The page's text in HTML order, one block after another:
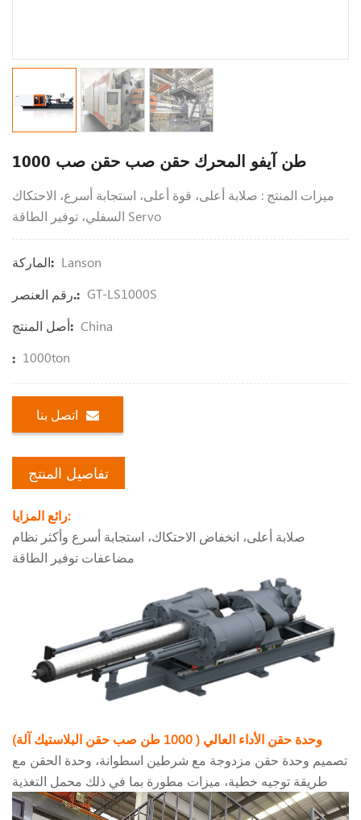
1000 طن آيفو المحرك حقن صب حقن صب
ميزات المنتج : صلابة أعلى، قوة أعلى، استجابة أسرع، الاحتكاك
السفلي، توفير الطاقة Servo
الماركة: Lanson
رقم العنصر.: GT-LS1000S
أصل المنتج: China
: 1000ton
اتصل بنا
تفاصيل المنتج
رائع المزايا:
صلابة أعلى، انخفاض الاحتكاك، استجابة أسرع وأكثر نظام
مضاعفات توفير الطاقة
وحدة حقن الأداء العالي (1000 طن صب حقن البلاستيك آلة)
تصميم وحدة حقن مزدوجة مع شرطين اسطوانة، وحدة الحقن مع
طريقة توجيه خطية، ميزات مطورة بما في ذلك محمل التغذية